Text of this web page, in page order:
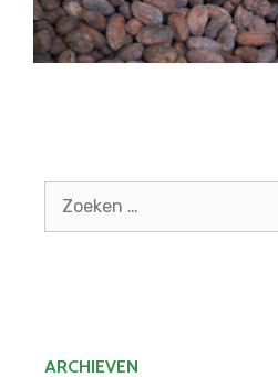
ARCHIEVEN